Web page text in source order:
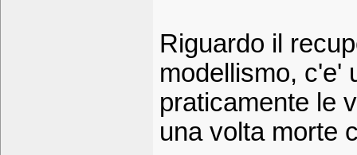
Riguardo il
modellismo, c'e'
praticamente le
una volta morte